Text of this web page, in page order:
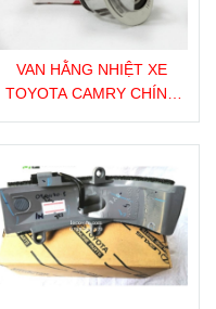
VAN HẰNG NHIỆT XE
TOYOTA CAMRY CHÍNH